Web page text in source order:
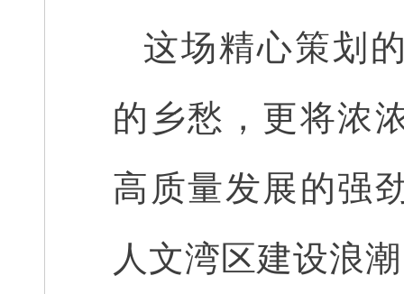
这场精心策划
的乡愁，更将浓
高质量发展的强
人文湾区建设浪